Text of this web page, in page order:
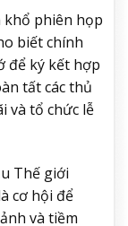
phiên họp
biết chính
để ký kết hợp
tất các thủ
và tổ chức lễ
Thế giới
cơ hội để
và tiềm